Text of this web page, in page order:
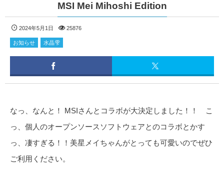
MSI Mei Mihoshi Edition
2024年5月1日 25876
お知らせ 水晶雫
なっ、なんと！ MSIさんとコラボが大決定しました！！ こ
っ、個人のオープンソースソフトウェアとのコラボとかす
っ、凄すぎる！！美星メイちゃんがとっても可愛いのでぜひ
ご利用ください。